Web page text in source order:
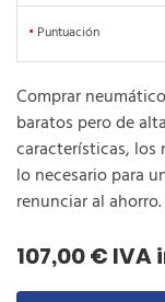
• Puntuación
Comprar
baratos pero de
características, los
lo necesario para
renunciar al ahorro.
107,00 €